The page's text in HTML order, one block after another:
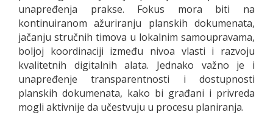
unapređenja prakse. Fokus mora biti na
kontinuiranom ažuriranju planskih dokumenata,
jačanju stručnih timova u lokalnim samoupravama,
boljoj koordinaciji između nivoa vlasti i razvoju
kvalitetnih digitalnih alata. Jednako važno je i
unapređenje transparentnosti i dostupnosti
planskih dokumenata, kako bi građani i privreda
mogli aktivnije da učestvuju u procesu planiranja.